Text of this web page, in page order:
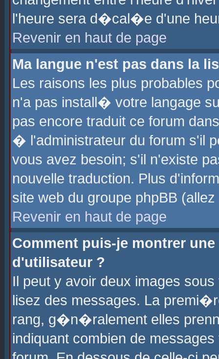
l'heure sera d�cal�e d'une
Revenir en haut de page
Ma langue n'est pas dans la
Les raisons les plus probables
n'a pas install� votre langage
pas encore traduit ce forum
� l'administrateur du forum s'il
vous avez besoin; s'il n'existe
nouvelle traduction. Plus
site web du groupe phpBB
Revenir en haut de page
Comment puis-je montrer
d'utilisateur ?
Il peut y avoir deux images
lisez des messages. La
rang, g�n�ralement elles
indiquant combien de